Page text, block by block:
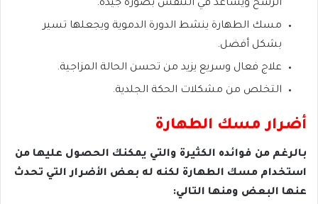
الرشح ويساعد في التنفس بصورة جيدة.
مسك الطهارة ينشط الدورة الدموية ويجعلها تسير
بشكل أفضل.
علاج فعال وسريع يزيد من تحسن الحالة المزاجية.
التخلص من مشكلات الحكة الجلدية.
أضرار مسك الطهارة
بالرغم من فوائده الكثيرة والتي يمكنك الحصول عليها من
استخدام مسك الطهارة لكنه له بعض الأضرار التي تحدث
عنها البعض ومنها التالي: